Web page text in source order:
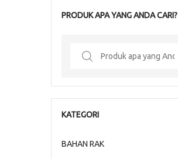
PRODUK APA YANG ANDA CARI?
Search
KATEGORI
BAHAN RAK